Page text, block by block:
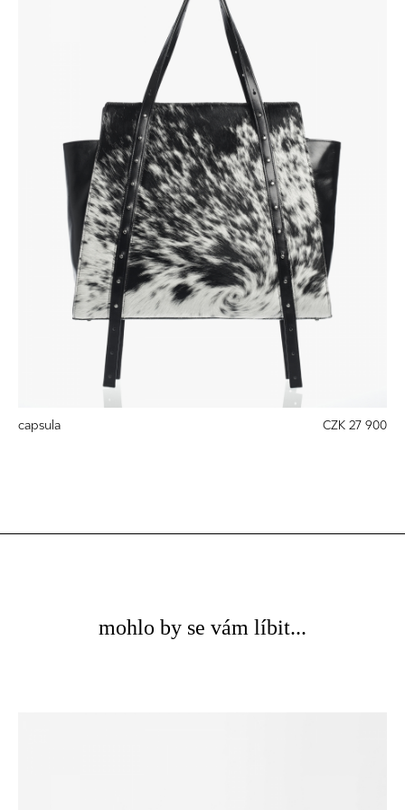
capsula CZK 27 900
mohlo by se vám líbit...